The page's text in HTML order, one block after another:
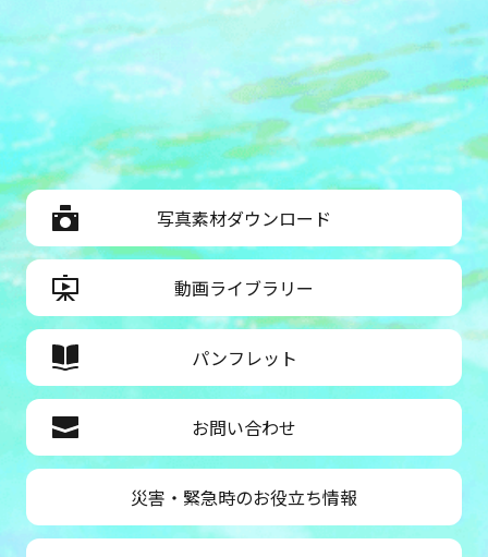
写真素材ダウンロード
動画ライブラリー
パンフレット
お問い合わせ
災害・緊急時のお役立ち情報